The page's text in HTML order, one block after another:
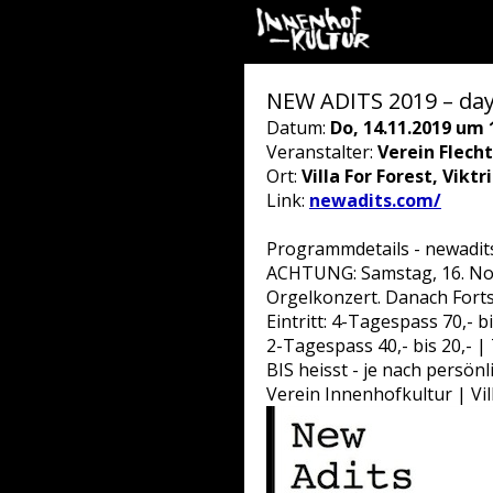
NEW ADITS 2019 –
Datum: Do, 14.11.2019 um
Veranstalter: Verein
Ort: Villa For Forest,
Link: newadits.com/
Programmdetails -
ACHTUNG: Samstag, 16.
Orgelkonzert. Danach
Eintritt: 4-Tagespass 70,-
2-Tagespass 40,- bis 20,-
BIS heisst - je nach
Verein Innenhofkultur |